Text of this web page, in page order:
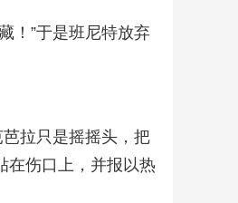
！”于是班尼特放弃
拉只是摇摇头，把
在伤口上，并报以热